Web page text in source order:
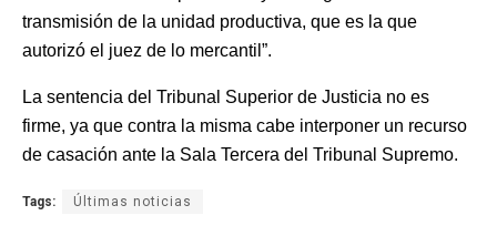
transmisión de la unidad productiva, que es la que
autorizó el juez de lo mercantil”.
La sentencia del Tribunal Superior de Justicia no es
firme, ya que contra la misma cabe interponer un recurso
de casación ante la Sala Tercera del Tribunal Supremo.
Tags: Últimas noticias